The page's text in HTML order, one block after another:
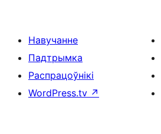
Навучанне
Падтрымка
Распрацоўнікі
WordPress.tv ↗